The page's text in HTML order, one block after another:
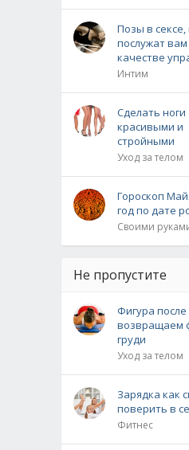
Позы в
послужат вам
качестве
Интим
Сделать ноги
красивыми и
стройными
Уход за телом
Гороскоп
год по дате
Своими
Не пропустите
Фигура
возвращаем
груди
Уход за телом
Зарядка как
поверить в
Фитнес